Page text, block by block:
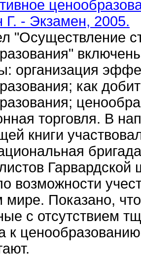
- Экзамен, 2005.
"Осуществление
организация
как
торговля. В
книги
Гарвардской
возможности
мире. Показано,
с отсутствием
к